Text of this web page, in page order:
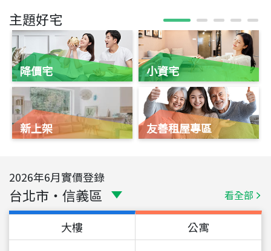
主題好宅
降價宅
新上架
小資宅
友善租屋專區
2026年6月實價登錄
台北市 ・ 信義區 看全部
大樓 公寓